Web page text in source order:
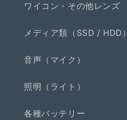
ワイコン・その他レンズ
メディア類（SSD / HDD）
音声（マイク）
照明（ライト）
各種バッテリー